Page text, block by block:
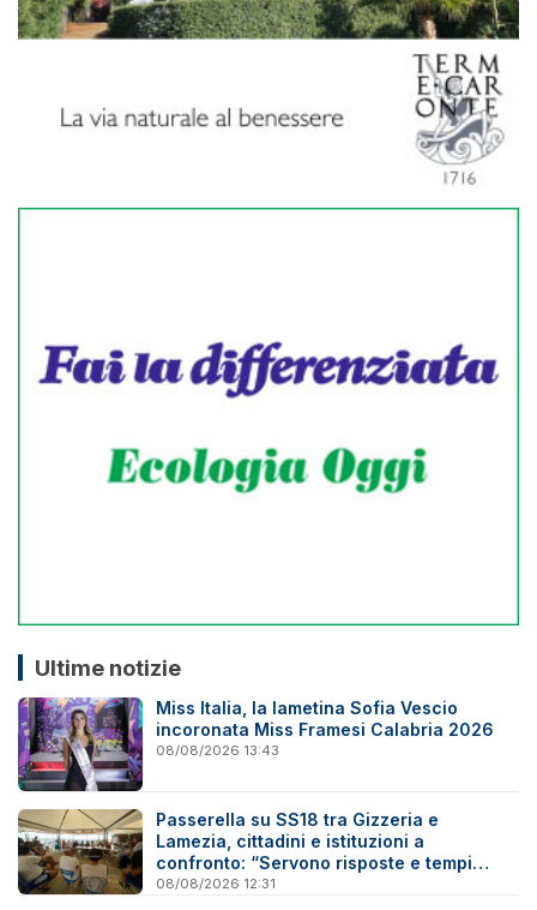
Ultime notizie
Miss Italia, la lametina Sofia Vescio
incoronata Miss Framesi Calabria 2026
08/08/2026 13:43
Passerella su SS18 tra Gizzeria e
Lamezia, cittadini e istituzioni a
confronto: “Servono risposte e tempi
certi”
08/08/2026 12:31